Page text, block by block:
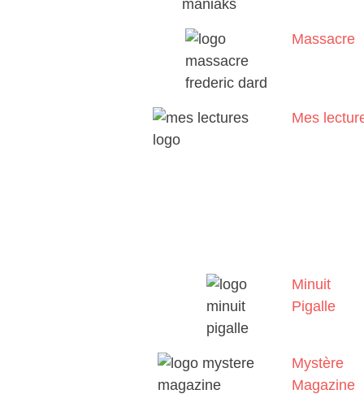
Massacre
Mes
Minuit
Pigalle
Mystère
Magazine